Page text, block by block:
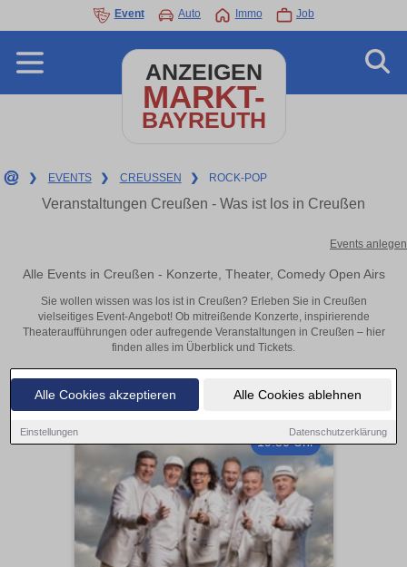
Alle Cookies akzeptieren Alle Cookies ablehnen
Einstellungen Datenschutzerklärung
Event Auto Immo Job
ANZEIGEN
MARKT-
BAYREUTH
❯ EVENTS ❯ CREUSSEN ❯ ROCK-POP
Veranstaltungen Creußen - Was ist los in Creußen
Events anlegen
Alle Events in Creußen - Konzerte, Theater, Comedy Open Airs
Sie wollen wissen was los ist in Creußen? Erleben Sie in Creußen
vielseitiges Event-Angebot! Ob mitreißende Konzerte, inspirierende
Theateraufführungen oder aufregende Veranstaltungen in Creußen – hier
finden alles im Überblick und Tickets.
19:30 Uhr